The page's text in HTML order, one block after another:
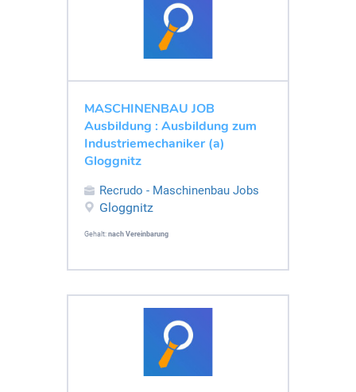
MASCHINENBAU JOB
Ausbildung : Ausbildung zum
Industriemechaniker (a)
Gloggnitz
Recrudo - Maschinenbau Jobs
Gloggnitz
Gehalt: nach Vereinbarung